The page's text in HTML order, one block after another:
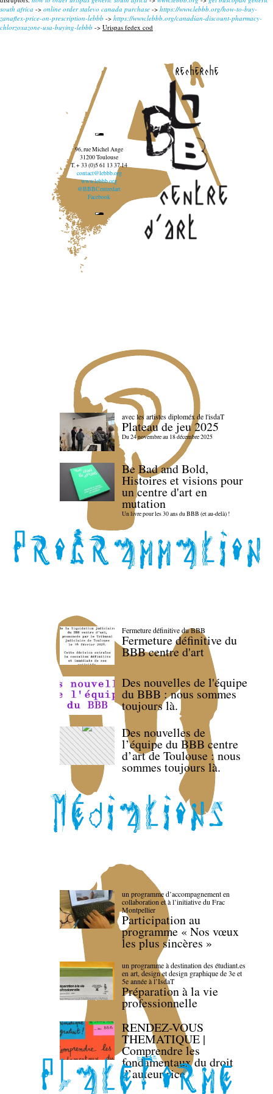
south africa -> online order stalevo canada purchase -> https://www.lebbb.org/how-to-buy-
zanaflex-price-on-prescription-lebbb -> https://www.lebbb.org/canadian-discount-pharmacy-
chlorzoxazone-usa-buying-lebbb -> Urispas fedex cod
recherche
96, rue Michel Ange
31200 Toulouse
T. + 33 (0)5 61 13 37 14
contact@lebbb.org
www.lebbb.org
@BBBCentredart
Facebook
avec les artistes diploméx de l'isdaT
Plateau de jeu 2025
Du 24 novembre au 18 décembre 2025
Be Bad and Bold,
Histoires et visions pour
un centre d'art en
mutation
Un livre pour les 30 ans du BBB (et au-delà) !
Fermeture définitive du BBB
Fermeture définitive du
BBB centre d'art
Des nouvelles de l'équipe
du BBB : nous sommes
toujours là.
Des nouvelles de
l’équipe du BBB centre
d’art de Toulouse : nous
sommes toujours là.
un programme d’accompagnement en
collaboration et à l’initiative du Frac
Montpellier
Participation au
programme « Nos vœux
les plus sincères »
un programme à destination des étudiant.es
en art, design et design graphique de 3e et
5e année à l’IsdaT
Préparation à la vie
professionnelle
RENDEZ-VOUS
THEMATIQUE |
Comprendre les
fondamentaux du droit
d’auteur·rice